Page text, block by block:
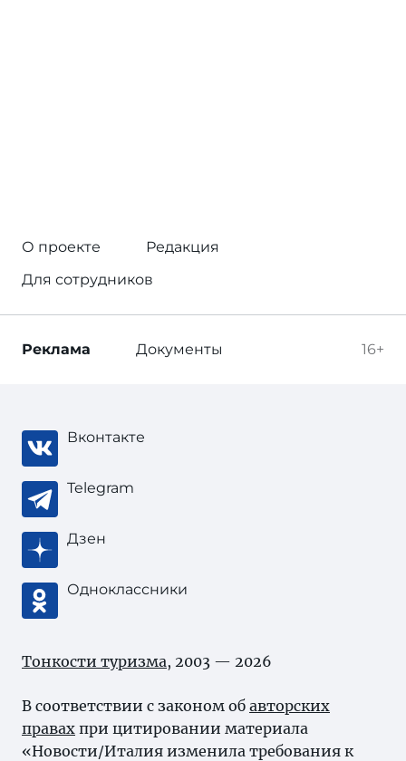
О проекте
Редакция
Для сотрудников
16+
Реклама Документы
Вконтакте
Telegram
Дзен
Одноклассники
Тонкости туризма, 2003 — 2026
В соответствии с законом об авторских
правах при цитировании материала
«Новости/Италия изменила требования к